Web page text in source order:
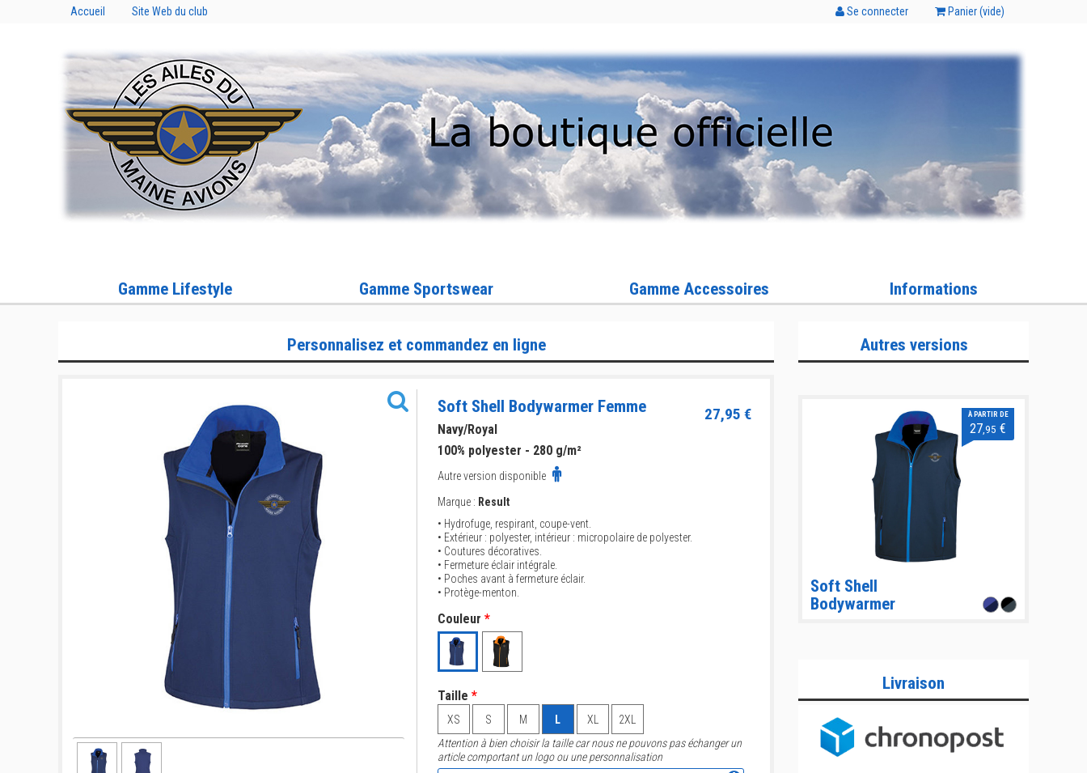
Accueil Site Web du club Se connecter Panier (vide)
Gamme Lifestyle Gamme Sportswear Gamme Accessoires Informations
Personnalisez et commandez en ligne
Soft Shell Bodywarmer Femme 27,95 €
Navy/Royal
100% polyester - 280 g/m²
Autre version disponible
Marque : Result
• Hydrofuge, respirant, coupe-vent.
• Extérieur : polyester, intérieur : micropolaire de polyester.
• Coutures décoratives.
• Fermeture éclair intégrale.
• Poches avant à fermeture éclair.
• Protège-menton.
Couleur *
Taille *
XS S M L XL
2XL
Attention à bien choisir la taille car nous ne pouvons pas échanger un
article comportant un logo ou une personnalisation
Autres versions
À PARTIR DE
27,95 €
Soft Shell
Bodywarmer
Livraison